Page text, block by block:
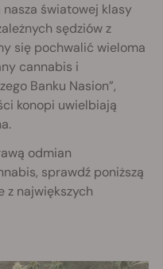
światowej klasy
sędziów z
się pochwalić wieloma
cannabis i
Banku Nasion”,
konopi uwielbiają
odmian
sprawdź poniższą
z największych